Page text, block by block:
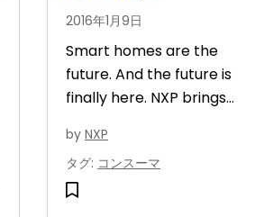
2016年1月9日
Smart homes are the
future. And the future is
finally here. NXP brings
technologies to make a
smart, connected and
secure world.
by NXP
タグ: コンスーマ